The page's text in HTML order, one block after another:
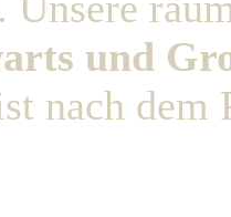
und
nach